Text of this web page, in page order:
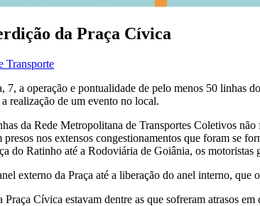
da Praça Cívica
Transporte
a operação e pontualidade de pelo menos 50 linhas
realização de um evento no local.
da Rede Metropolitana de Transportes Coletivos
nos extensos congestionamentos que foram se
do Ratinho até a Rodoviária de Goiânia, os motoristas
externo da Praça até a liberação do anel interno, que
Cívica estavam dentre as que sofreram atrasos